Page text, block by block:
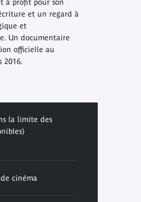
à profit pour son
et un regard à
et
Un documentaire
officielle au
2016.
la limite des
cinéma